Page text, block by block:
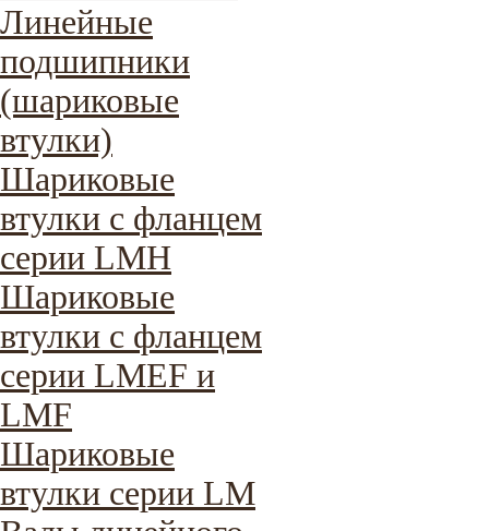
Линейные
подшипники
(шариковые
втулки)
Шариковые
втулки с фланцем
серии LMH
Шариковые
втулки с фланцем
серии LMEF и
LMF
Шариковые
втулки серии LM